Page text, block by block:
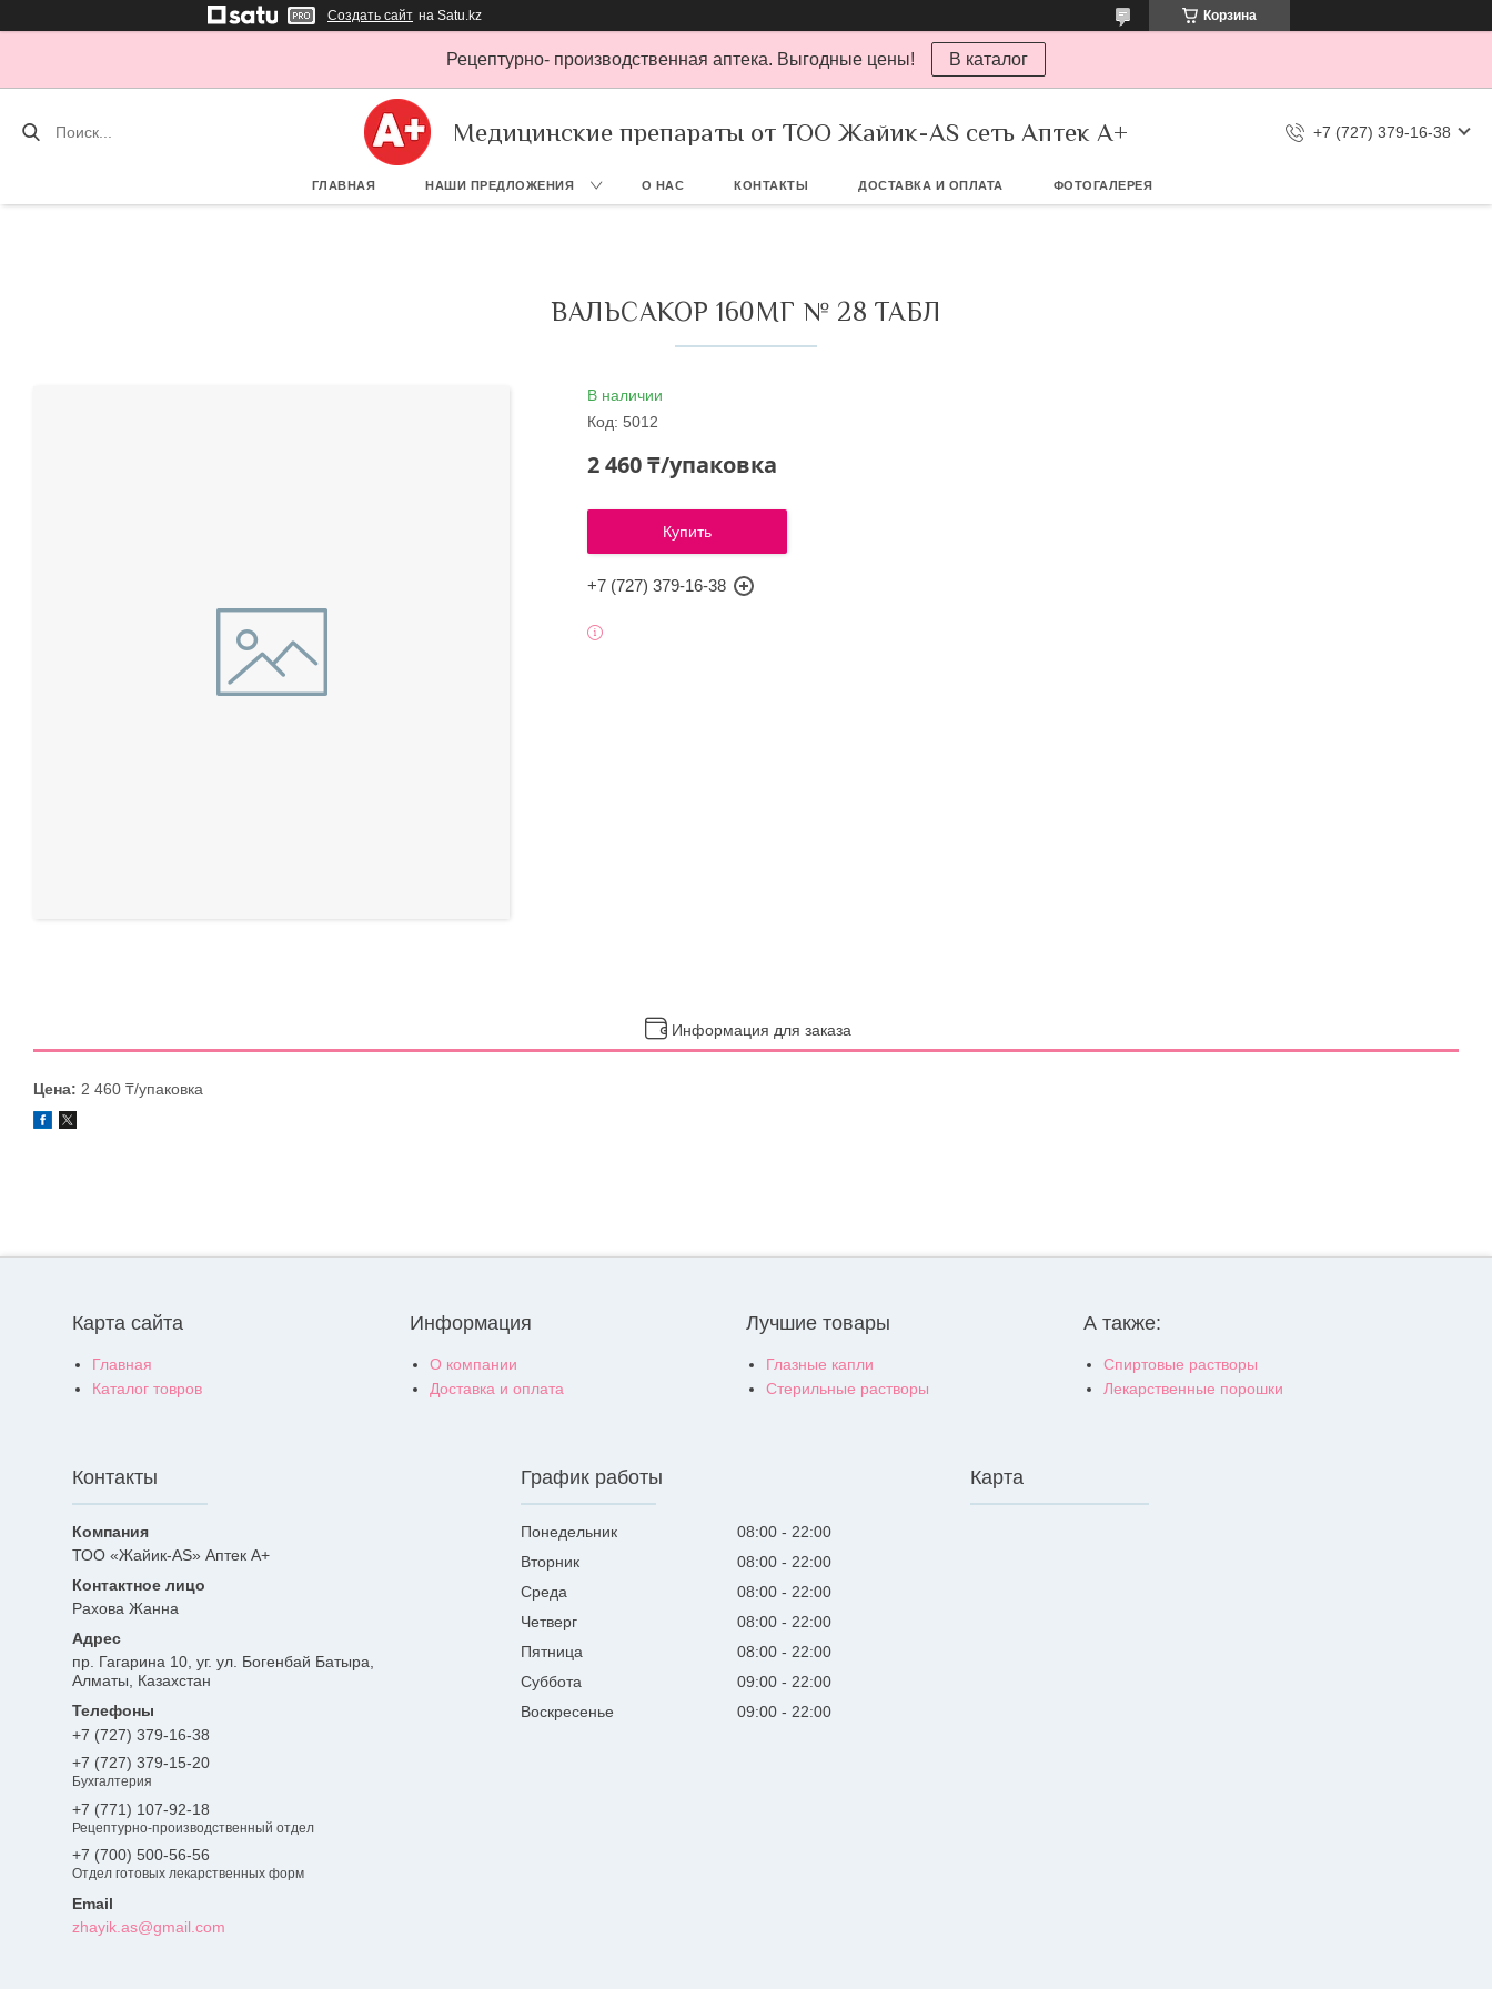
Создать сайт на Satu.kz Корзина
Рецептурно- производственная аптека. Выгодные цены! В каталог
Медицинские препараты от ТОО Жайик-AS сеть Аптек А+ +7 (727) 379-16-38
ГЛАВНАЯ НАШИ ПРЕДЛОЖЕНИЯ О НАС КОНТАКТЫ ДОСТАВКА И ОПЛАТА ФОТОГАЛЕРЕЯ
ВАЛЬСАКОР 160МГ № 28 ТАБЛ
В наличии
Код:5012
2 460 ₸/упаковка
Купить
+7 (727) 379-16-38
Информация для заказа
Цена: 2 460 ₸/упаковка
Карта сайта
Главная
Каталог товров
Информация
О компании
Доставка и оплата
Лучшие товары
Глазные капли
Стерильные растворы
А также:
Спиртовые растворы
Лекарственные порошки
Контакты
ТОО «Жайик-AS» Аптек А+
Рахова Жанна
пр. Гагарина 10, уг. ул. Богенбай Батыра,
Алматы, Казахстан
+7 (727) 379-16-38
+7 (727) 379-15-20
Бухгалтерия
+7 (771) 107-92-18
Рецептурно-производственный отдел
+7 (700) 500-56-56
Отдел готовых лекарственных форм
zhayik.as@gmail.com
График работы
Понедельник 08:00
22:00
Вторник
08:00
22:00
Среда
08:00
22:00
Четверг
08:00
22:00
Пятница
08:00
22:00
Суббота
09:00
22:00
Воскресенье
09:00 22:00
Карта